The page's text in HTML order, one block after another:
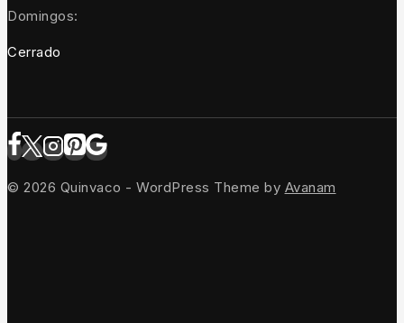
Domingos:
Cerrado
© 2026 Quinvaco - WordPress Theme by Avanam